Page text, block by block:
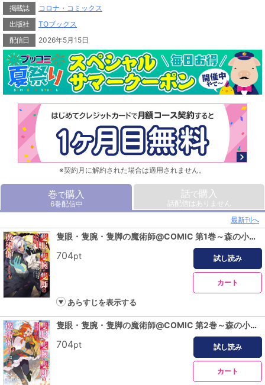
激闘まっただ中の禁書庫に現れたのは悠久の魔女・リーザロッテ。
乱入による混乱の隙に次代の明星の一行は逃走するも、新たな魔術のみを求める
エインズはお構いなし。ダリアスを魔術師として覚醒させただけでは飽き足ら
ず、キリシヤとの『問答』までも開始する！
だが、その阻止に動いたリーザロッテの『不完全解除』によりエインズの肉体が
強制停止させられ……!?
のんきな最強魔術師の一歩が世界を揺るがす、本格ファンタジー第6巻！
掲載誌
コロナ・コミックス
出版社
TOブックス
配信日
2026年5月15日
※契約月に解約された場合は適用されません。
巻で購入
6巻配信中
話で購入
話配信はありません
最新刊へ
隻眼・隻腕・隻脚の魔術師@COMIC 第1巻～森の小屋に籠っていたら早2000年。気づけば魔神と呼ばれていた。僕はただ魔術の探求をしたいだけなのに～
704pt 試し読み
カート
あらすじを表示する
隻眼・隻腕・隻脚の魔術師@COMIC 第2巻～森の小屋に籠っていたら早2000年。気づけば魔神と呼ばれていた。僕はただ魔術の探求をしたいだけなのに～
704pt 試し読み
カート